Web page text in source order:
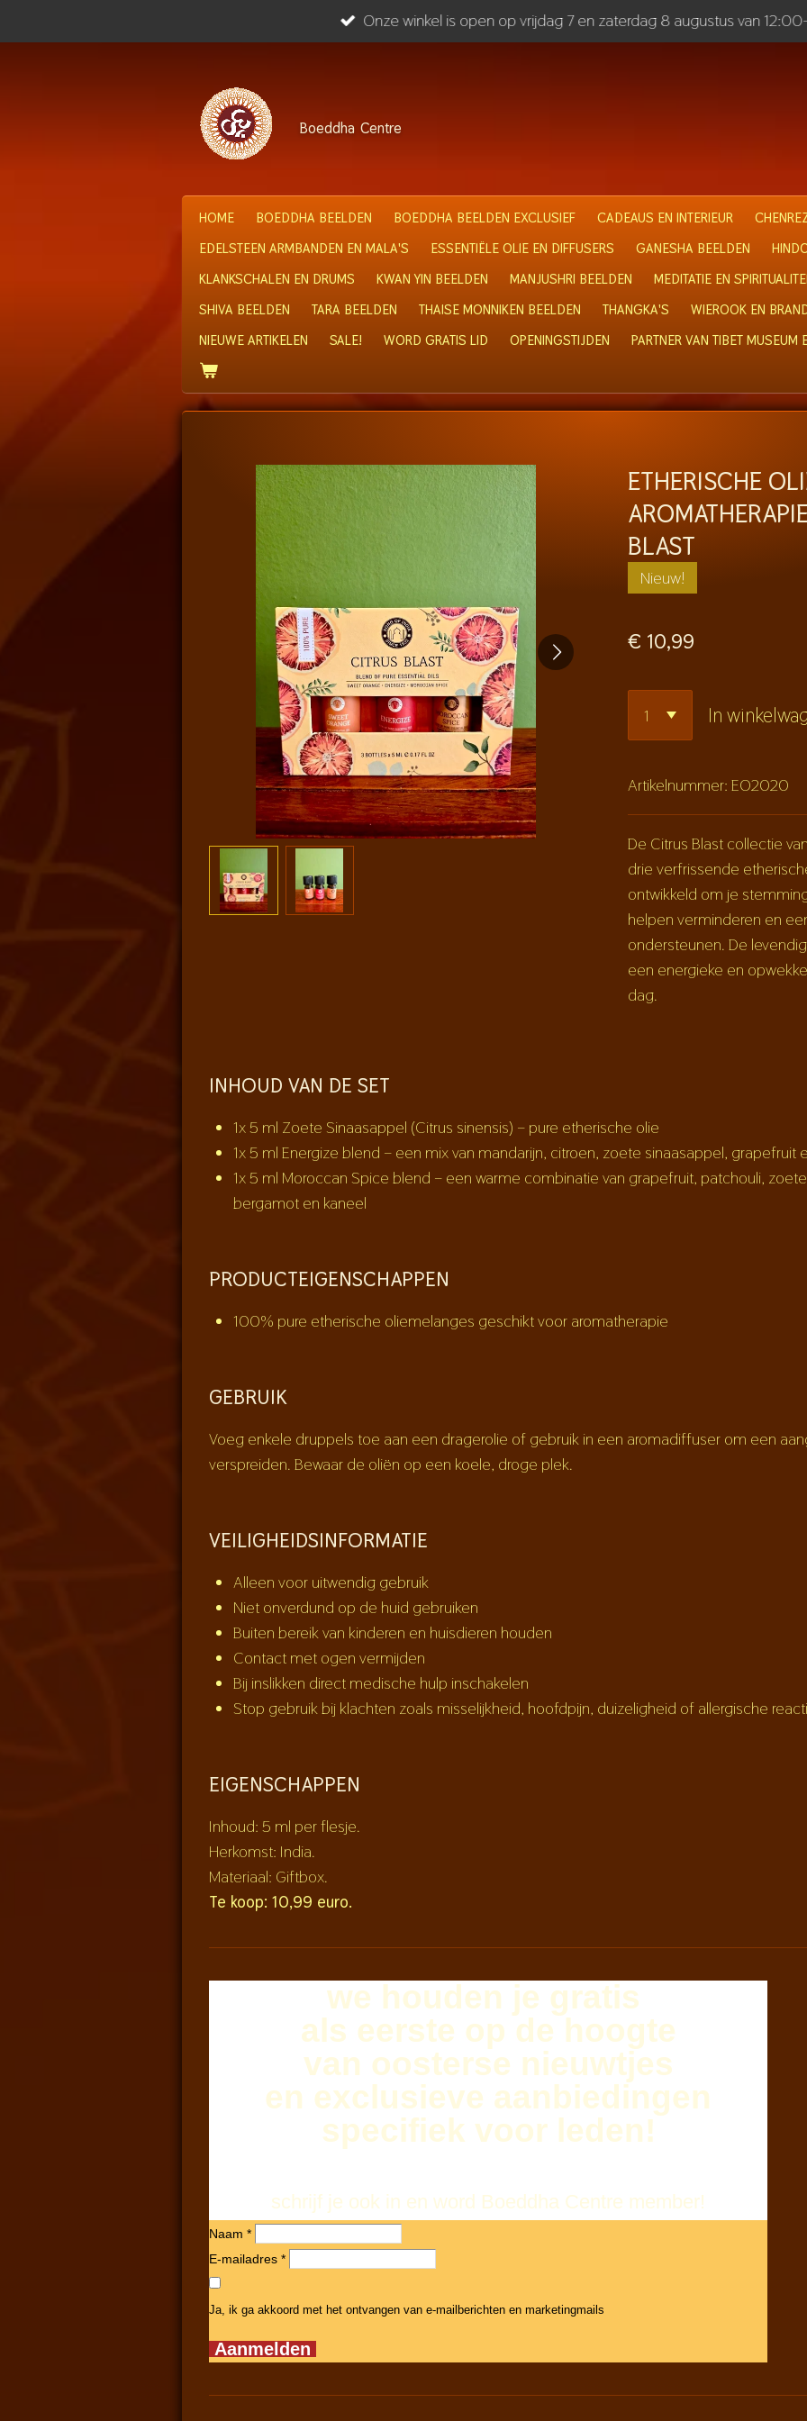
direct
Onze winkel is open op vrijdag 7 en zaterdag 8 augustus van
Boeddha Centre
HOME BOEDDHA BEELDEN BOEDDHA BEELDEN EXCLUSIEF CADEAUS EN INTERIEUR
EDELSTEEN ARMBANDEN EN MALA'S
ESSENTIËLE OLIE EN DIFFUSERS GANESHA BEELDEN
KLANKSCHALEN EN DRUMS
KWAN YIN BEELDEN MANJUSHRI BEELDEN
MEDITATIE EN
SHIVA BEELDEN
TARA BEELDEN THAISE MONNIKEN BEELDEN THANGKA'S
WIEROOK EN
NIEUWE ARTIKELEN
SALE! WORD GRATIS LID OPENINGSTIJDEN PARTNER VAN TIBET MUSEUM
ETHERISCHE
BLAST
Nieuw!
€ 10,99
In
Artikelnummer: EO2020
De Citrus Blast collectie
drie verfrissende
ontwikkeld om je
helpen verminderen en
ondersteunen. De
een energieke en
dag.
INHOUD VAN DE SET
1x 5 ml Zoete Sinaasappel (Citrus sinensis) – pure etherische olie
1x 5 ml Energize blend – een mix van mandarijn, citroen, zoete sinaasappel, grapefruit
1x 5 ml Moroccan Spice blend – een warme combinatie van grapefruit, patchouli,
bergamot en kaneel
PRODUCTEIGENSCHAPPEN
100% pure etherische oliemelanges geschikt voor aromatherapie
GEBRUIK
Voeg enkele druppels toe aan een dragerolie of gebruik in een aromadiffuser om een
verspreiden. Bewaar de oliën op een koele, droge plek.
VEILIGHEIDSINFORMATIE
Alleen voor uitwendig gebruik
Niet onverdund op de huid gebruiken
Buiten bereik van kinderen en huisdieren houden
Contact met ogen vermijden
Bij inslikken direct medische hulp inschakelen
Stop gebruik bij klachten zoals misselijkheid, hoofdpijn, duizeligheid of allergische
EIGENSCHAPPEN
Inhoud: 5 ml per flesje.
Herkomst: India.
Materiaal: Giftbox.
Te koop: 10,99 euro.
we houden je gratis
als eerste op de hoogte
van oosterse nieuwtjes
en exclusieve aanbiedingen
specifiek voor leden!
schrijf je ook in en word Boeddha Centre member!
Naam *
E-mailadres *
Ja, ik ga akkoord met het ontvangen van e-mailberichten en marketingmails
Aanmelden